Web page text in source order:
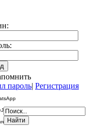
пароль| Регистрация
ViberWhatsApp